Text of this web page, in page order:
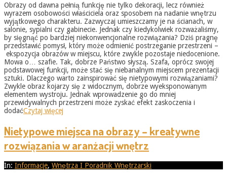
31
Obrazy od dawna pełnią funkcję nie tylko dekoracji, lecz również
wyrazem osobowości właściciela oraz sposobem na nadanie wnętrzu
wyjątkowego charakteru. Zazwyczaj umieszczamy je na ścianach, w
salonie, sypialni czy gabinecie. Jednak czy kiedykolwiek rozważaliśmy,
by sięgnąć po bardziej niekonwencjonalne rozwiązania? Dziś pragnę
przedstawić pomysł, który może odmienić postrzeganie przestrzeni –
ekspozycja obrazów w miejscu, które zwykle pozostaje niedocenione.
Mowa o… szafie. Tak, dobrze Państwo słyszą. Szafa, oprócz swojej
podstawowej funkcji, może stać się niebanalnym miejscem prezentacji
sztuki. Dlaczego warto zainspirować się nietypowymi rozwiązaniami?
Zwykle obraz kojarzy się z widocznym, dobrze wyeksponowanym
elementem wystroju. Jednak wprowadzenie go do mniej
przewidywalnych przestrzeni może zyskać efekt zaskoczenia i
dodaćCzytaj więcej
Nietypowe miejsca na obrazy – kreatywne
rozwiązania w aranżacji wnętrz
2026-
In: Informacje, Wnętrza I Poradnik Wnętrzarski